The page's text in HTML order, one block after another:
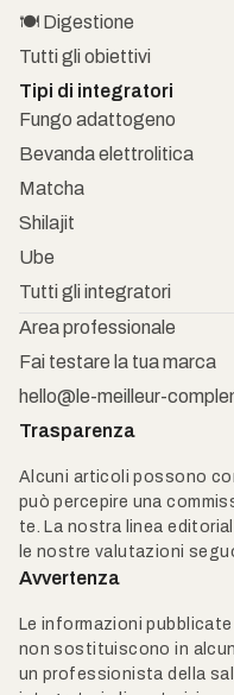
🍽️ Digestione
Tutti gli obiettivi
Tipi di integratori
Fungo adattogeno
Bevanda elettrolitica
Matcha
Shilajit
Ube
Tutti gli integratori
Area professionale
Fai testare la tua marca
hello@le-meilleur-
Trasparenza
Alcuni articoli possono
può percepire una
te. La nostra linea
le nostre valutazioni
Avvertenza
Le informazioni
non sostituiscono in
un professionista della